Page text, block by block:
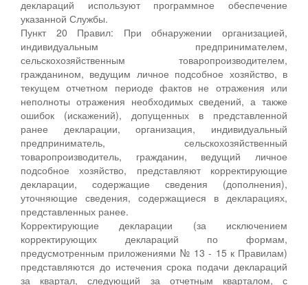
деклараций используют программное обеспечение
указанной Службы.
Пункт 20 Правил: При обнаружении организацией,
индивидуальным предпринимателем,
сельскохозяйственным товаропроизводителем,
гражданином, ведущим личное подсобное хозяйство, в
текущем отчетном периоде фактов не отражения или
неполноты отражения необходимых сведений, а также
ошибок (искажений), допущенных в представленной
ранее декларации, организация, индивидуальный
предприниматель, сельскохозяйственный
товаропроизводитель, гражданин, ведущий личное
подсобное хозяйство, представляют корректирующие
декларации, содержащие сведения (дополнения),
уточняющие сведения, содержащиеся в декларациях,
представленных ранее.
Корректирующие декларации (за исключением
корректирующих деклараций по формам,
предусмотренным приложениями № 13 - 15 к Правилам)
представляются до истечения срока подачи деклараций
за квартал, следующий за отчетным кварталом, с